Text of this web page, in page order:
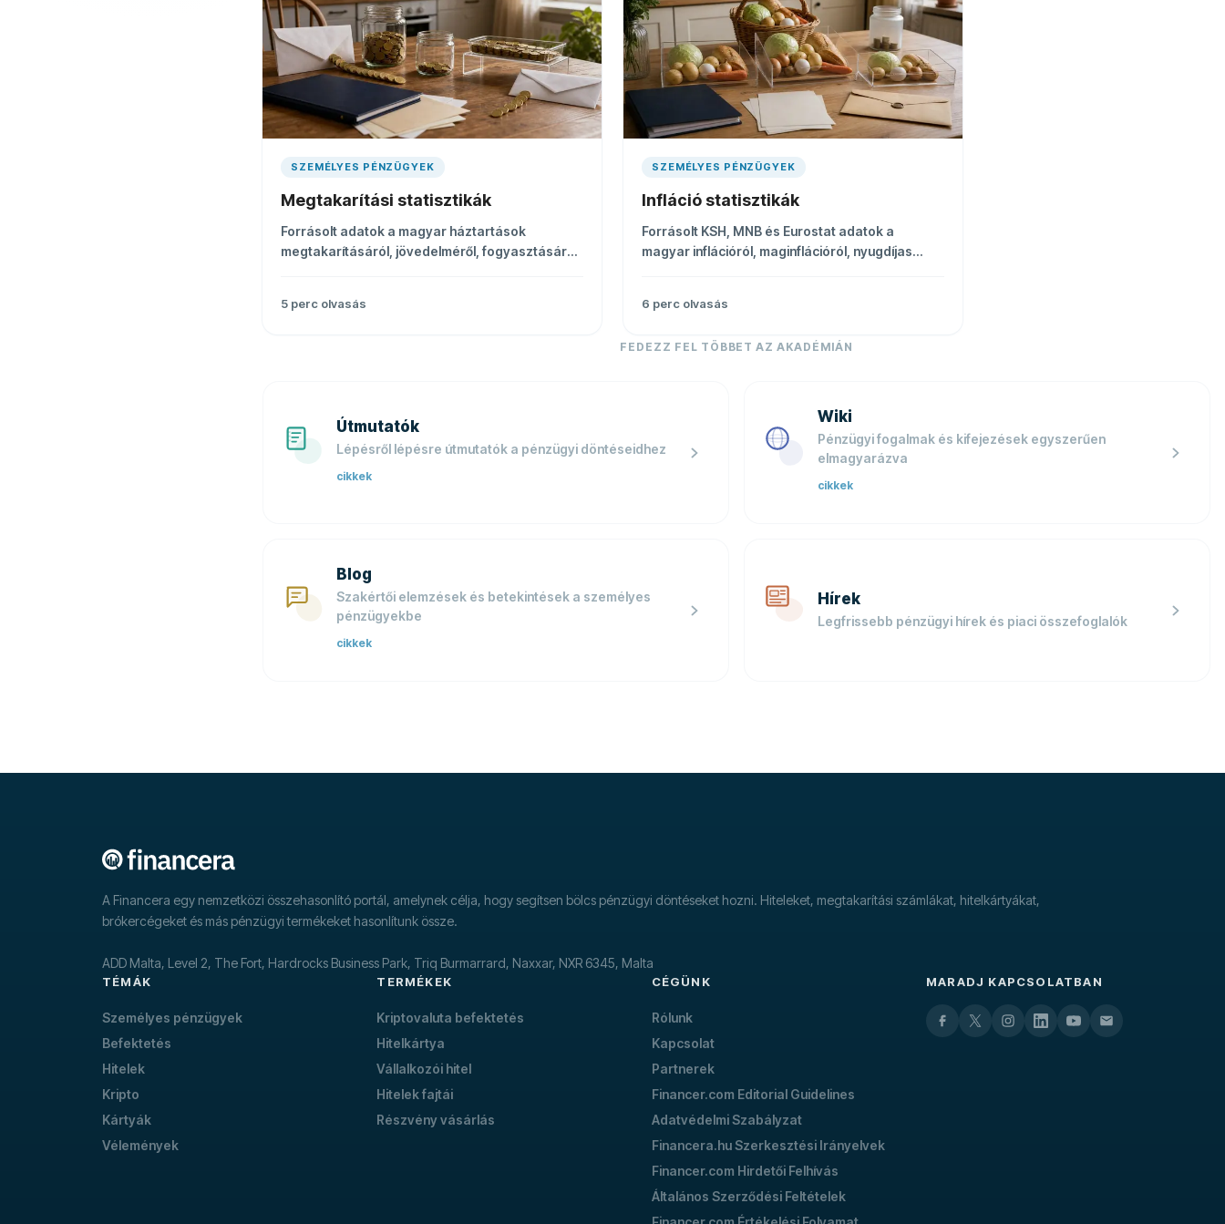
SZEMÉLYES PÉNZÜGYEK
Megtakarítási statisztikák
Forrásolt adatok a magyar háztartások
megtakarításáról, jövedelméről, fogyasztásáról,
5 perc olvasás
SZEMÉLYES PÉNZÜGYEK
Infláció statisztikák
Forrásolt KSH, MNB és Eurostat adatok a
magyar inflációról, maginflációról, nyugdíjas
6 perc olvasás
FEDEZZ FEL TÖBBET AZ AKADÉMIÁN
Útmutatók
Lépésről lépésre útmutatók a pénzügyi döntéseidhez
cikkek
Wiki
Pénzügyi fogalmak és kifejezések egyszerűen
elmagyarázva
cikkek
Blog
Szakértői elemzések és betekintések a személyes
pénzügyekbe
cikkek
Hírek
Legfrissebb pénzügyi hírek és piaci összefoglalók
A Financera egy nemzetközi összehasonlító portál, amelynek célja, hogy segítsen bölcs pénzügyi döntéseket hozni. Hiteleket, megtakarítási számlákat, hitelkártyákat,
brókercégeket és más pénzügyi termékeket hasonlítunk össze.
ADD Malta, Level 2, The Fort, Hardrocks Business Park, Triq Burmarrard, Naxxar, NXR 6345, Malta
TÉMÁK
Személyes pénzügyek
Befektetés
Hitelek
Kripto
Kártyák
Vélemények
TERMÉKEK
Kriptovaluta befektetés
Hitelkártya
Vállalkozói hitel
Hitelek fajtái
Részvény vásárlás
CÉGÜNK
Rólunk
Kapcsolat
Partnerek
Financer.com Editorial Guidelines
Adatvédelmi Szabályzat
Financera.hu Szerkesztési Irányelvek
Financer.com Hirdetői Felhívás
Általános Szerződési Feltételek
MARADJ KAPCSOLATBAN